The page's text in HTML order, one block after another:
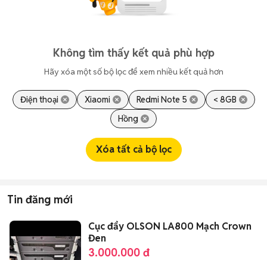
Không tìm thấy kết quả phù hợp
Hãy xóa một số bộ lọc để xem nhiều kết quả hơn
Điện thoại Xiaomi Redmi Note 5
< 8GB
Hồng
Xóa tất cả bộ lọc
Tin đăng mới
Cục đẩy OLSON LA800 Mạch Crown
Đen
3.000.000 đ